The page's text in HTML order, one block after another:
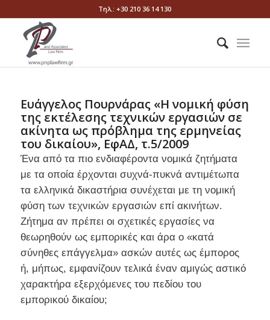
Τηλ.: +30 210 36 14 130
Ευάγγελος Πουρνάρας «Η νομική φύση
της εκτέλεσης τεχνικών εργασιών σε
ακίνητα ως πρόβλημα της ερμηνείας
του δικαίου», ΕφΑΔ, τ.5/2009
Ένα από τα πιο ενδιαφέροντα νομικά ζητήματα
με τα οποία έρχονται συχνά-πυκνά αντιμέτωπα
τα ελληνικά δικαστήρια συνέχεται με τη νομική
φύση των τεχνικών εργασιών επί ακινήτων.
Ζήτημα αν πρέπει οι σχετικές εργασίες να
θεωρηθούν ως εμπορικές και άρα ο «κατά
σύνηθες επάγγελμα» ασκών αυτές ως έμπορος
ή, μήπως, εμφανίζουν τελικά έναν αμιγώς αστικό
χαρακτήρα εξερχόμενες του πεδίου του
εμπορικού δικαίου;